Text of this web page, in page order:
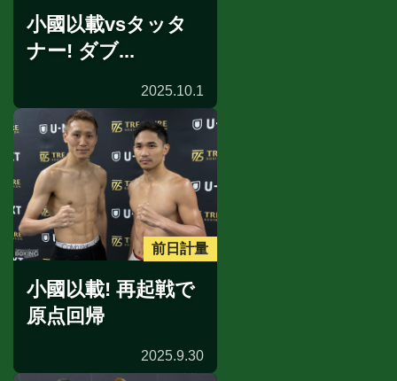
小國以載vsタッタ
ナー! ダブ...
2025.10.1
前日計量
小國以載! 再起戦で
原点回帰
2025.9.30